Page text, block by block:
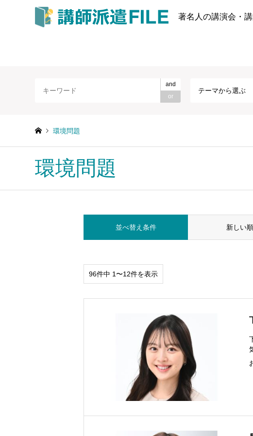
著名人の講演会・
and
or
テーマから選ぶ
環境問題
環境問題
並べ替え条件 新しい順
96件中 1〜12件を表示